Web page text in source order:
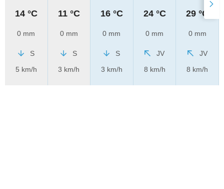
14 °C
0 mm
S
5 km/h
11 °C
0 mm
S
3 km/h
16 °C
0 mm
S
3 km/h
24 °C
0 mm
JV
8 km/h
29 °C
0 mm
JV
8 km/h